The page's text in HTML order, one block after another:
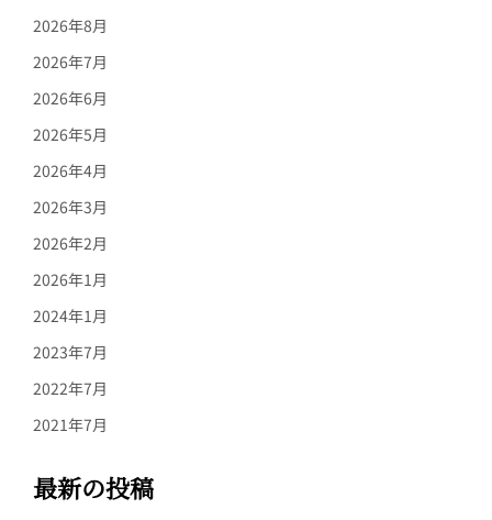
2026年8月
2026年7月
2026年6月
2026年5月
2026年4月
2026年3月
2026年2月
2026年1月
2024年1月
2023年7月
2022年7月
2021年7月
最新の投稿